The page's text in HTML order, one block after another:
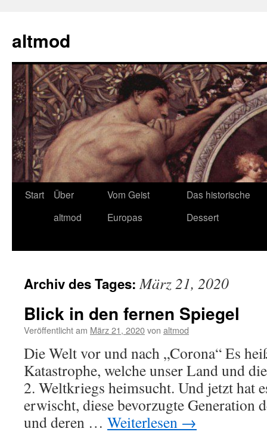
springen
altmod
Start
Über
altmod
Vom Geist
Europas
Das historische
Dessert
Archiv des Tages:März 21, 2020
Blick in den fernen Spiegel
Veröffentlicht am März 21, 2020von altmod
Die Welt vor und nach „Corona“ Es
Katastrophe, welche unser Land und
2. Weltkriegs heimsucht. Und jetzt hat
erwischt, diese bevorzugte Generation
und deren … Weiterlesen →